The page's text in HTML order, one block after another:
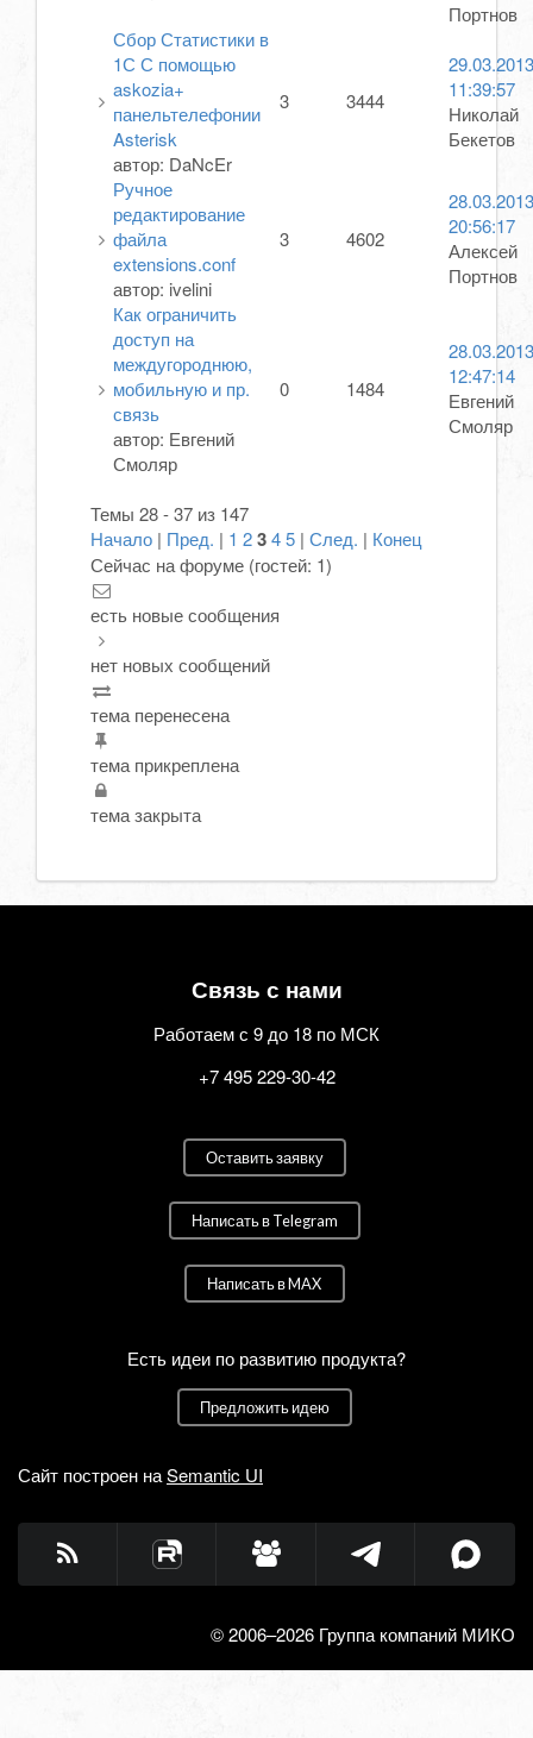
Портнов
Сбор Статистики в
1С С помощью
askozia+
панельтелефонии
Asterisk
автор: DaNcEr
3 3444
29.03.2013
11:39:57
Николай
Бекетов
Ручное
редактирование
файла
extensions.conf
автор: ivelini
3 4602
28.03.2013
20:56:17
Алексей
Портнов
Как ограничить
доступ на
междугороднюю,
мобильную и пр.
связь
автор: Евгений
Смоляр
0 1484
28.03.2013
12:47:14
Евгений
Смоляр
Темы 28 - 37 из 147
Начало | Пред. | 1 2345 | След. | Конец
Сейчас на форуме (гостей: 1)
есть новые сообщения
нет новых сообщений
тема перенесена
тема прикреплена
тема закрыта
Связь с нами
Работаем с 9 до 18 по МСК
+7 495 229-30-42
Оставить заявку
Написать в Telegram
Написать в MAX
Есть идеи по развитию продукта?
Предложить идею
Сайт построен наSemantic UI
© 2006–2026 Группа компаний МИКО